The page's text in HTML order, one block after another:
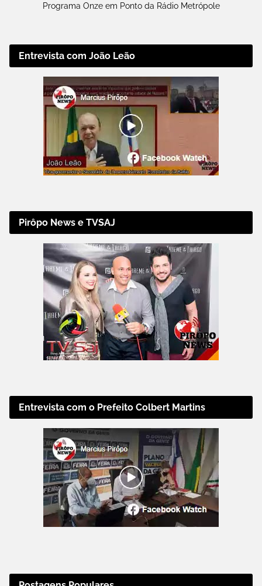
Programa Onze em Ponto da Rádio Metrópole
Entrevista com João Leão
Pirôpo News e TVSAJ
Entrevista com o Prefeito Colbert Martins